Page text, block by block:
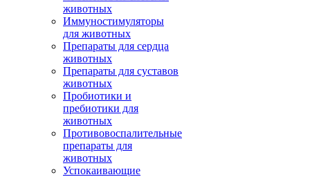
животных
Иммуностимуляторы
для животных
Препараты для сердца
животных
Препараты для суставов
животных
Пробиотики и
пребиотики для
животных
Противовоспалительные
препараты для
животных
Успокаивающие